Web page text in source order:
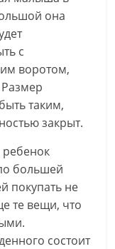
она
с
воротом,
таким,
закрыт.
ребенок
большей
покупать не
те вещи, что
состоит